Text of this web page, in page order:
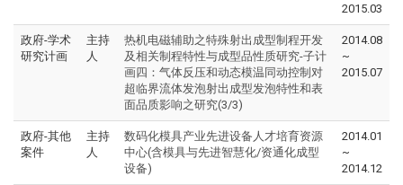
2015.03
政府-学术
研究计画
主持
人
热机电磁辅助之特殊射出成型制程开发
及相关制程特性与成型品性质研究-子计
画四：气体反压和动态模温同动控制对
超临界流体发泡射出成型发泡特性和表
面品质影响之研究(3/3)
2014.08
~
2015.07
政府-其他
案件
主持
人
数码化模具产业先进设备人才培育资源
中心(含模具与先进智慧化/资通化成型
设备)
2014.01
~
2014.12